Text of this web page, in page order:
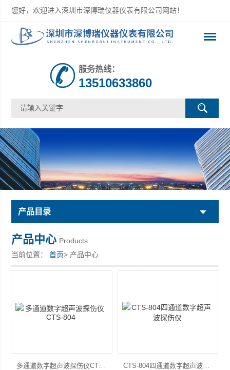
您好，欢迎进入深圳市深博瑞仪器仪表有限公司网站！
服务热线：
13510633860
产品目录
产品中心 Products
当前位置：首页> 产品中心
多通道数字超声波探伤仪CTS-804 CTS-804四通道数字超声波探伤仪